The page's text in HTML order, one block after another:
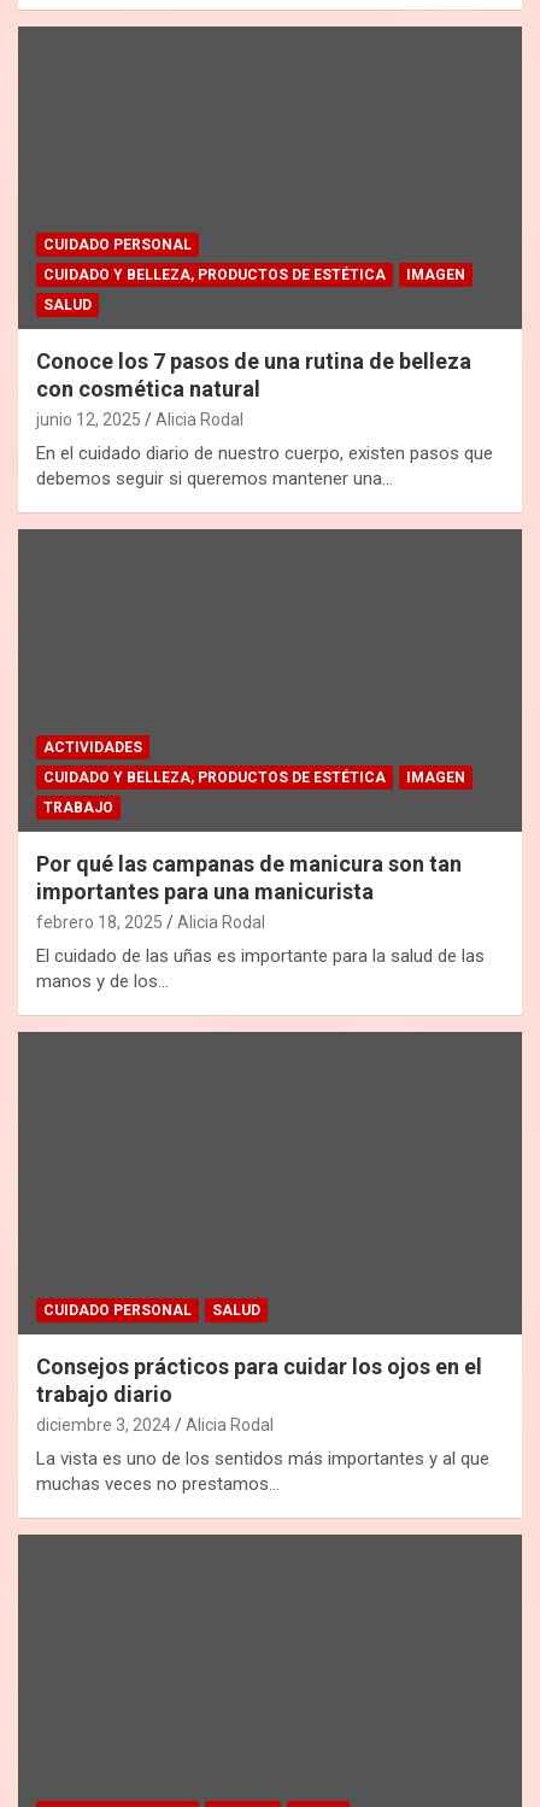
CUIDADO PERSONAL
CUIDADO Y BELLEZA, PRODUCTOS DE ESTÉTICA
IMAGEN
SALUD
Conoce los 7 pasos de una rutina de belleza
con cosmética natural
junio 12, 2025 Alicia Rodal
En el cuidado diario de nuestro cuerpo, existen pasos que
debemos seguir si queremos mantener una…
ACTIVIDADES
CUIDADO Y BELLEZA, PRODUCTOS DE ESTÉTICA
IMAGEN
TRABAJO
Por qué las campanas de manicura son tan
importantes para una manicurista
febrero 18, 2025 Alicia Rodal
El cuidado de las uñas es importante para la salud de las
manos y de los…
CUIDADO PERSONAL SALUD
Consejos prácticos para cuidar los ojos en el
trabajo diario
diciembre 3, 2024 Alicia Rodal
La vista es uno de los sentidos más importantes y al que
muchas veces no prestamos…